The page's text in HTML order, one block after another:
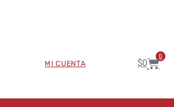
MI CUENTA $0
0